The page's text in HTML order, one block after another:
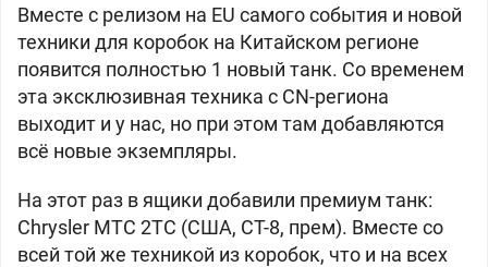
Вместе с релизом на EU самого события и новой
техники для коробок на Китайском регионе
появится полностью 1 новый танк. Со временем
эта эксклюзивная техника с CN-региона
выходит и у нас, но при этом там добавляются
всё новые экземпляры.
На этот раз в ящики добавили премиум танк:
Chrysler MTC 2TC (США, СТ-8, прем). Вместе со
всей той же техникой из коробок, что и на всех